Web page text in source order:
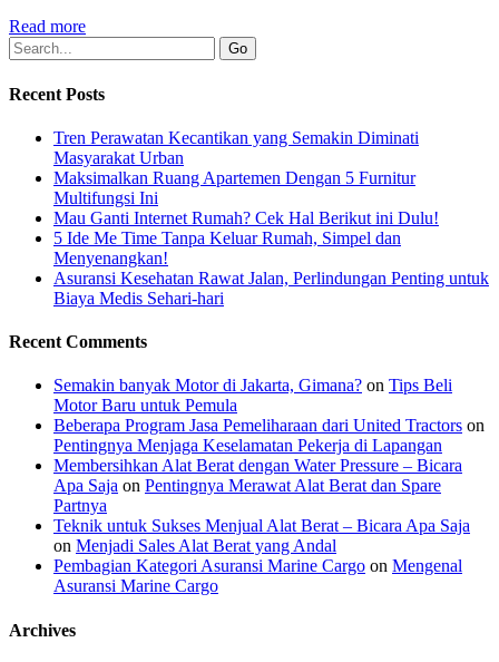
Read more
Recent Posts
Tren Perawatan Kecantikan yang Semakin Diminati
Masyarakat Urban
Maksimalkan Ruang Apartemen Dengan 5 Furnitur
Multifungsi Ini
Mau Ganti Internet Rumah? Cek Hal Berikut ini Dulu!
5 Ide Me Time Tanpa Keluar Rumah, Simpel dan
Menyenangkan!
Asuransi Kesehatan Rawat Jalan, Perlindungan Penting untuk
Biaya Medis Sehari-hari
Recent Comments
Semakin banyak Motor di Jakarta, Gimana? on Tips Beli
Motor Baru untuk Pemula
Beberapa Program Jasa Pemeliharaan dari United Tractors on
Pentingnya Menjaga Keselamatan Pekerja di Lapangan
Membersihkan Alat Berat dengan Water Pressure – Bicara
Apa Saja on Pentingnya Merawat Alat Berat dan Spare
Partnya
Teknik untuk Sukses Menjual Alat Berat – Bicara Apa Saja
on Menjadi Sales Alat Berat yang Andal
Pembagian Kategori Asuransi Marine Cargo on Mengenal
Asuransi Marine Cargo
Archives